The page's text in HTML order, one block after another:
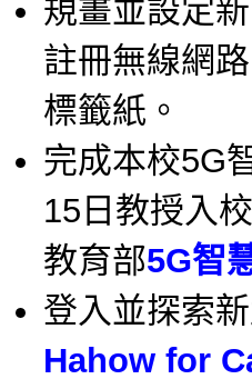
規畫並設定
註冊無線網
標籤紙。
完成本校5G
15日教授入
教育部5G智
登入並探索
Hahow for